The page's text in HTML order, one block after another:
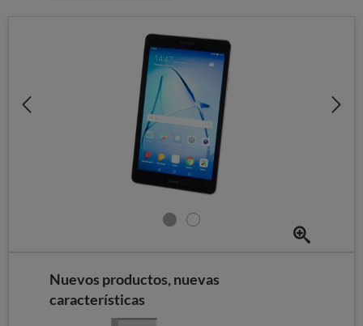
Nuevos productos, nuevas
características